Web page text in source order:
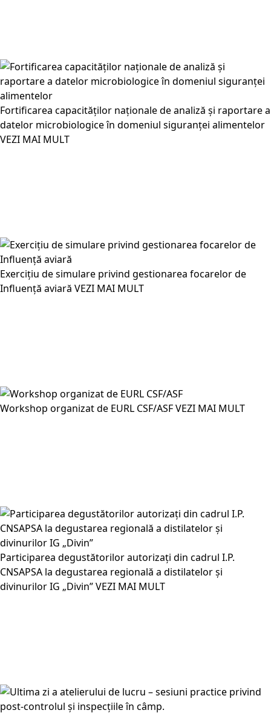
Fortificarea capacităților naționale de analiză și raportare a
datelor microbiologice în domeniul siguranței alimentelor
VEZI MAI MULT
Exercițiu de simulare privind gestionarea focarelor de
Influență aviară VEZI MAI MULT
Workshop organizat de EURL CSF/ASFVEZI MAI MULT
Participarea degustătorilor autorizați din cadrul I.P.
CNSAPSA la degustarea regională a distilatelor și
divinurilor IG „Divin”VEZI MAI MULT